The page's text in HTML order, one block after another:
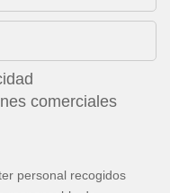
comerciales
personal recogidos